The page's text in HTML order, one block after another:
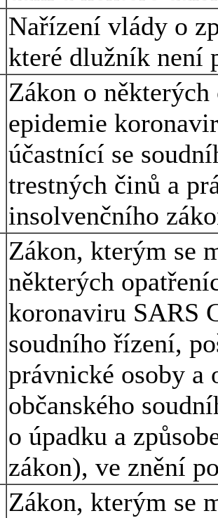
Nařízení vlády o
které dlužník není
Zákon o
epidemie
účastnící se
trestných činů a
insolvenčního
Zákon, kterým se
některých
koronaviru SARS
soudního řízení,
právnické osoby a
občanského
o úpadku a
zákon), ve znění
Zákon, kterým se